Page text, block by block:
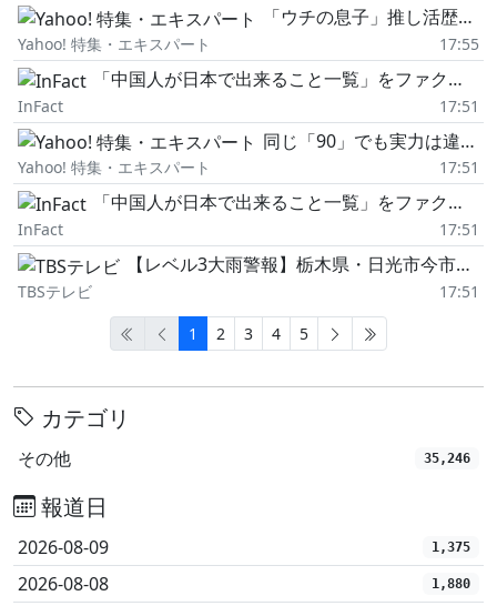
「ウチの息子」推し活歴200年以上! ベートーヴェンアニバーサリーイヤーのボンへ
Yahoo! 特集・エキスパート 17:55
「中国人が日本で出来ること一覧」をファクトチェック② 「自由に起業できる」は一定の要件を満たす必要があるので必ずしも「自由に」とは言えない。
InFact 17:51
同じ「90」でも実力は違う スコアだけでは分からないゴルフの現在地
Yahoo! 特集・エキスパート 17:51
「中国人が日本で出来ること一覧」をファクトチェック① 「ビザなしで入国できる」は誤り
InFact 17:51
【レベル3大雨警報】栃木県・日光市今市に発表 17:51時点
TBSテレビ
17:51
1
2 3 4 5
カテゴリ
その他 35,246
報道日
2026-08-09 1,375
2026-08-08 1,880